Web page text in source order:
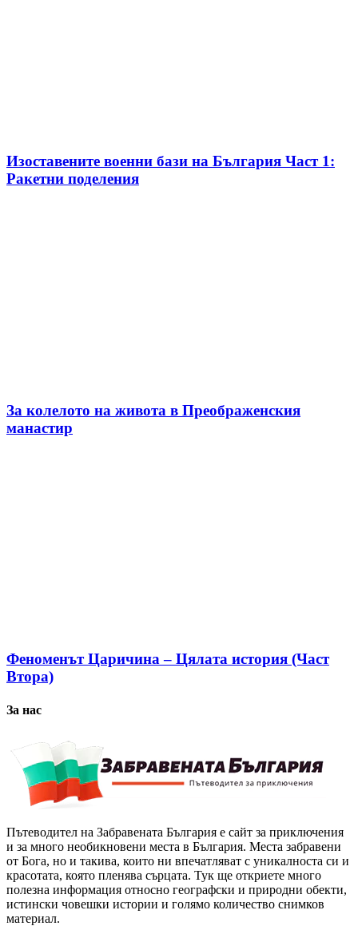
Изоставените военни бази на България Част 1:
Ракетни поделения
За колелото на живота в Преображенския
манастир
Феноменът Царичина – Цялата история (Част
Втора)
За нас
Пътеводител на Забравената България е сайт за приключения
и за много необикновени места в България. Места забравени
от Бога, но и такива, които ни впечатляват с уникалноста си и
красотата, която пленява сърцата. Тук ще откриете много
полезна информация относно географски и природни обекти,
истински човешки истории и голямо количество снимков
материал.